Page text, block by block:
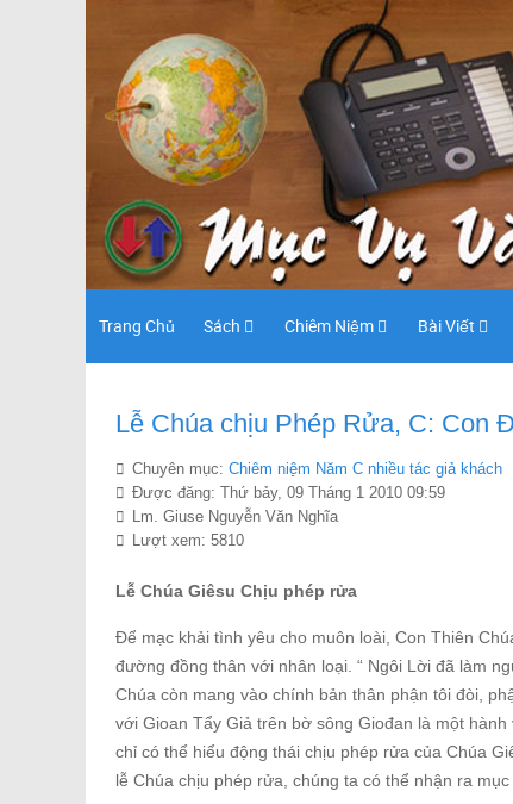
Trang Chủ Sách Chiêm Niệm Bài Viết
Lễ Chúa chịu Phép Rửa, C: Con
Chuyên mục: Chiêm niệ̣m Năm C nhiều tác giả khách
Được đăng: Thứ bảy, 09 Tháng 1 2010 09:59
Lm. Giuse Nguyễn Văn Nghĩa
Lượt xem: 5810
Lễ Chúa Giêsu Chịu phép rửa
Để mạc khải tình yêu cho muôn loài, Con Thiên
đường đồng thân với nhân loại. “ Ngôi Lời đã làm
Chúa còn mang vào chính bản thân phận tôi đòi,
với Gioan Tẩy Giả trên bờ sông Giođan là một
chỉ có thể hiểu động thái chịu phép rửa của Chúa
lễ Chúa chịu phép rửa, chúng ta có thể nhận ra